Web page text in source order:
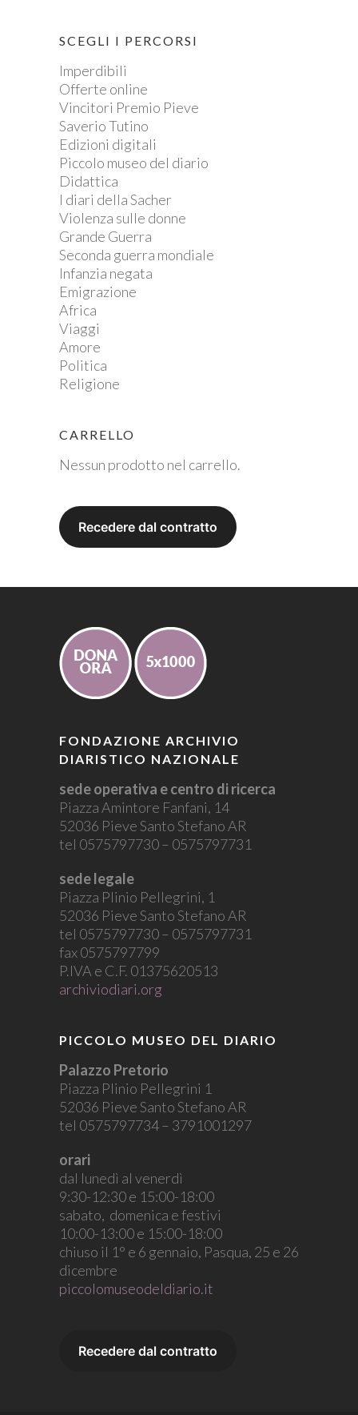
SCEGLI I PERCORSI
Imperdibili
Offerte online
Vincitori Premio Pieve
Saverio Tutino
Edizioni digitali
Piccolo museo del diario
Didattica
I diari della Sacher
Violenza sulle donne
Grande Guerra
Seconda guerra mondiale
Infanzia negata
Emigrazione
Africa
Viaggi
Amore
Politica
Religione
CARRELLO
Nessun prodotto nel carrello.
FONDAZIONE ARCHIVIO
DIARISTICO NAZIONALE
sede operativa e centro di ricerca
Piazza Amintore Fanfani, 14
52036 Pieve Santo Stefano AR
tel 0575797730 – 0575797731
sede legale
Piazza Plinio Pellegrini, 1
52036 Pieve Santo Stefano AR
tel 0575797730 – 0575797731
fax 0575797799
P.IVA e C.F. 01375620513
archiviodiari.org
PICCOLO MUSEO DEL DIARIO
Palazzo Pretorio
Piazza Plinio Pellegrini 1
52036 Pieve Santo Stefano AR
tel 0575797734 – 3791001297
orari
dal lunedì al venerdì
9:30-12:30 e 15:00-18:00
sabato, domenica e festivi
10:00-13:00 e 15:00-18:00
chiuso il 1° e 6 gennaio, Pasqua, 25 e 26
dicembre
piccolomuseodeldiario.it